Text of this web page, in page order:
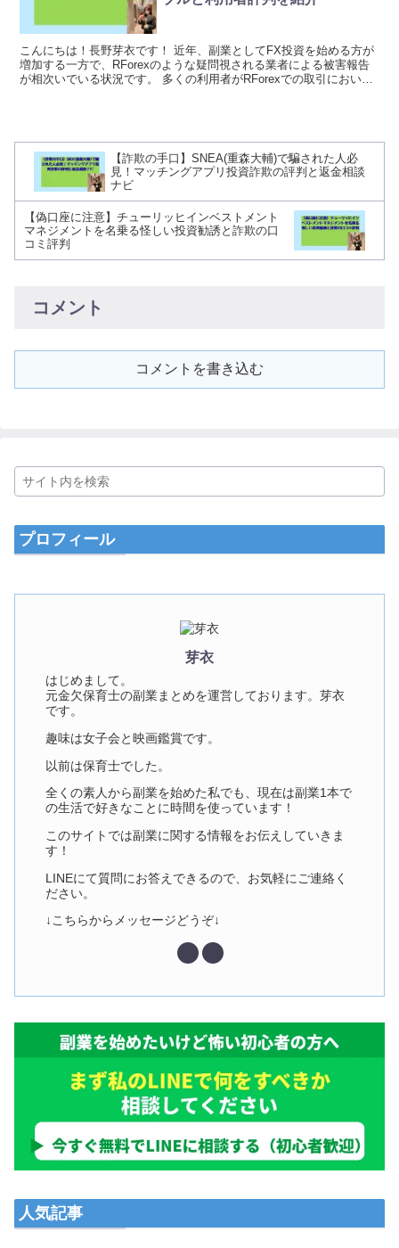
こんにちは！長野芽衣です！ 近年、副業としてFX投資を始める方が
増加する一方で、RForexのような疑問視される業者による被害報告
が相次いでいる状況です。 多くの利用者がRForexでの取引におい
【詐欺の手口】SNEA(重森大輔)で騙された人必
見！マッチングアプリ投資詐欺の評判と返金相談
ナビ
【偽口座に注意】チューリッヒインベストメント
マネジメントを名乗る怪しい投資勧誘と詐欺の口
コミ評判
コメント
コメントを書き込む
プロフィール
芽衣
はじめまして。
元金欠保育士の副業まとめを運営しております。芽衣
です。
趣味は女子会と映画鑑賞です。
以前は保育士でした。
全くの素人から副業を始めた私でも、現在は副業1本で
の生活で好きなことに時間を使っています！
このサイトでは副業に関する情報をお伝えしていきま
す！
LINEにて質問にお答えできるので、お気軽にご連絡く
ださい。
↓こちらからメッセージどうぞ↓
人気記事